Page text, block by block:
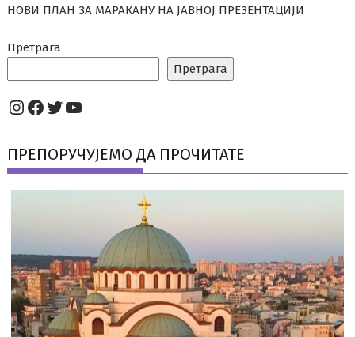
НОВИ ПЛАН ЗА МАРАКАНУ НА ЈАВНОЈ ПРЕЗЕНТАЦИЈИ
Претрага
Претрага
Instagram
Facebook
Twitter
YouTube
ПРЕПОРУЧУЈЕМО ДА ПРОЧИТАТЕ